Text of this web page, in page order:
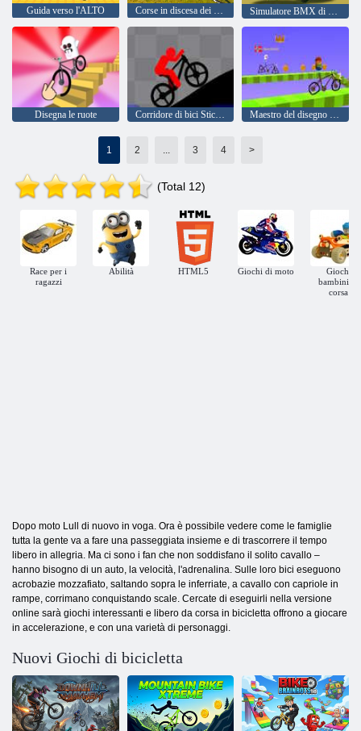
Guida verso l'ALTO Corse in discesa dei corridori Simulatore BMX di acrobazie in bici
Disegna le ruote Corridore di bici Stickman Maestro del disegno della ruota
1 2 ... 3 4 >
(Total 12)
Race per i
ragazzi
Abilità HTML5 Giochi di moto
Giochi
bambini di
corsa
Dopo moto Lull di nuovo in voga. Ora è possibile vedere come le famiglie
tutta la gente va a fare una passeggiata insieme e di trascorrere il tempo
libero in allegria. Ma ci sono i fan che non soddisfano il solito cavallo –
hanno bisogno di un auto, la velocità, l'adrenalina. Sulle loro bici eseguono
acrobazie mozzafiato, saltando sopra le inferriate, a cavallo con capriole in
rampe, corrimano conquistando scale. Cercate di eseguirli nella versione
online sarà giochi interessanti e libero da corsa in bicicletta offrono a giocare
in accelerazione, e con una varietà di personaggi.
Nuovi Giochi di bicicletta